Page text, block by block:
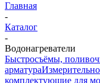
Главная
-
Каталог
-
Водонагреватели
Быстросъёмы,
арматура
комплектующие для